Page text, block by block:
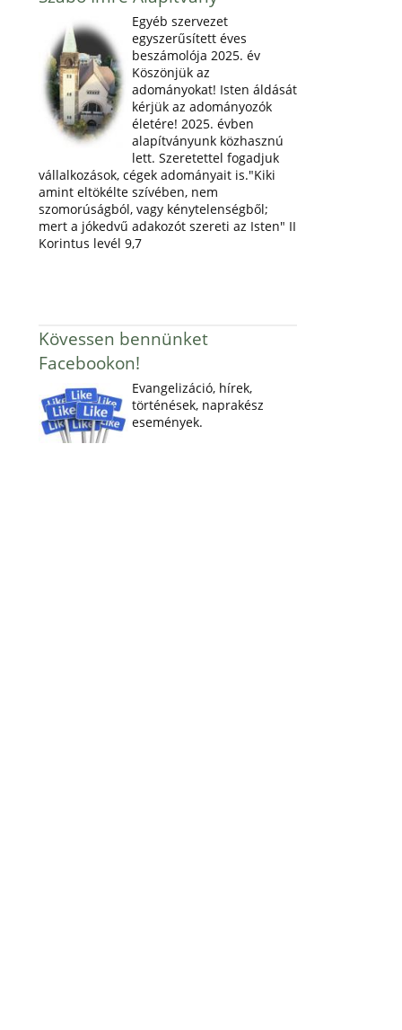
Egyéb szervezet
egyszerűsített éves
beszámolója 2025. év
Köszönjük az
adományokat! Isten áldását
kérjük az adományozók
életére! 2025. évben
alapítványunk közhasznú
lett. Szeretettel fogadjuk
vállalkozások, cégek adományait is."Kiki
amint eltökélte szívében, nem
szomorúságból, vagy kénytelenségből;
mert a jókedvű adakozót szereti az Isten" II
Korintus levél 9,7
Kövessen bennünket
Facebookon!
Evangelizáció, hírek,
történések, naprakész
események.